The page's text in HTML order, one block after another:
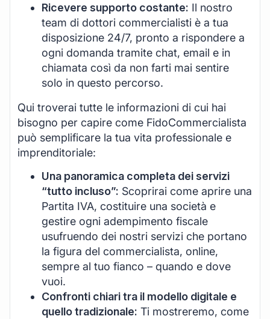
Ricevere supporto costante: Il nostro
team di dottori commercialisti è a tua
disposizione 24/7, pronto a rispondere a
ogni domanda tramite chat, email e in
chiamata così da non farti mai sentire
solo in questo percorso.
Qui troverai tutte le informazioni di cui hai
bisogno per capire come FidoCommercialista
può semplificare la tua vita professionale e
imprenditoriale:
Una panoramica completa dei servizi
“tutto incluso”: Scoprirai come aprire una
Partita IVA, costituire una società e
gestire ogni adempimento fiscale
usufruendo dei nostri servizi che portano
la figura del commercialista, online,
sempre al tuo fianco – quando e dove
vuoi.
Confronti chiari tra il modello digitale e
quello tradizionale: Ti mostreremo, come